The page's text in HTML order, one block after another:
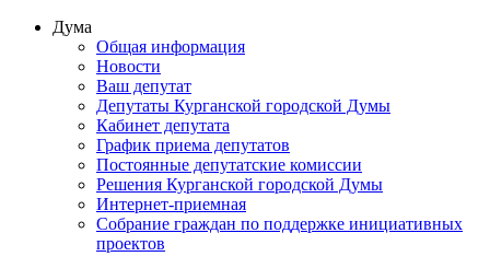
Дума
Общая информация
Новости
Ваш депутат
Депутаты Курганской городской Думы
Кабинет депутата
График приема депутатов
Постоянные депутатские комиссии
Решения Курганской городской Думы
Интернет-приемная
Собрание граждан по поддержке инициативных
проектов